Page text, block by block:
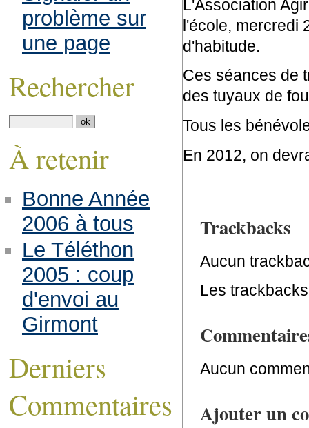
L'Association
l'école, mercredi
d'habitude.
Ces séances de
des tuyaux de
Tous les
En 2012, on
Trackbacks
Aucun
Les
Aucun
Ajouter un
problème sur
une page
Rechercher
À retenir
Bonne Année
2006 à tous
Le Téléthon
2005 : coup
d'envoi au
Girmont
Derniers
Commentaires